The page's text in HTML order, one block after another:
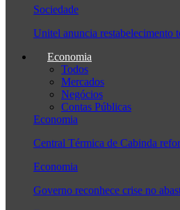
Sociedade
Unitel anuncia restabelecimento
Economia
Todos
Mercados
Negócios
Contas Públicas
Economia
Central Térmica de Cabinda
Economia
Governo reconhece crise no